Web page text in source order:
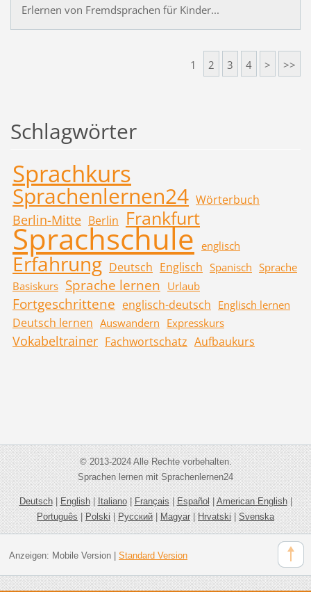
Erlernen von Fremdsprachen für Kinder...
1 2 3 4 > >>
Schlagwörter
Sprachkurs
Sprachenlernen24 Wörterbuch
Berlin-Mitte Berlin Frankfurt
Sprachschule englisch
Erfahrung Deutsch Englisch Spanisch Sprache
Basiskurs Sprache lernen Urlaub
Fortgeschrittene englisch-deutsch Englisch lernen
Deutsch lernen Auswandern Expresskurs
Vokabeltrainer Fachwortschatz Aufbaukurs
© 2013-2024 Alle Rechte vorbehalten.
Sprachen lernen mit Sprachenlernen24
Deutsch|English|Italiano|Français|Español|American English|
Português|Polski|Русский|Magyar|Hrvatski|Svenska
Anzeigen: Mobile Version| Standard Version